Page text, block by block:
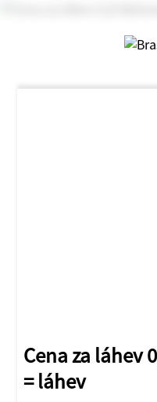
Cena za láhev
= láhev